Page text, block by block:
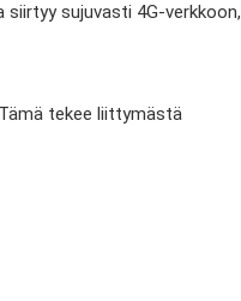
sujuvasti 4G-verkkoon,
tekee liittymästä